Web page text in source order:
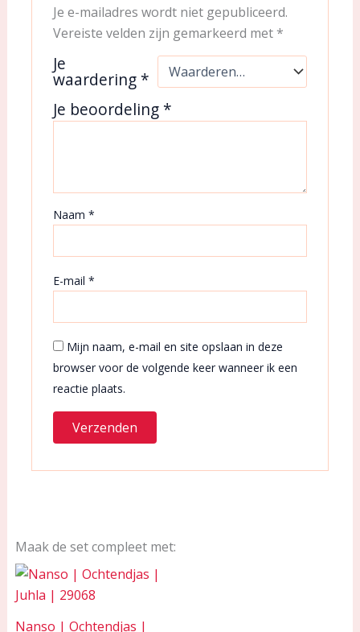
Je e-mailadres wordt niet gepubliceerd.
Vereiste velden zijn gemarkeerd met *
Je
waardering *
Je beoordeling *
Naam*
E-mail*
Mijn naam, e-mail en site opslaan in deze
browser voor de volgende keer wanneer ik een
reactie plaats.
Maak de set compleet met:
Nanso | Ochtendjas |